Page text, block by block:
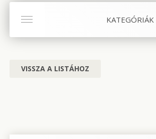
KATEGÓRIÁK
VISSZA A LISTÁHOZ